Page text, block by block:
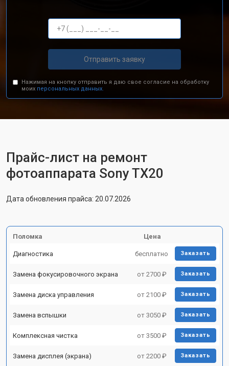
Отправить заявку
Нажимая на кнопку отправить я даю свое согласие на обработку
моих персональных данных.
Прайс-лист на ремонт
фотоаппарата Sony TX20
Дата обновления прайса: 20.07.2026
Поломка Цена
Диагностика бесплатно Заказать
Замена фокусировочного экрана от 2700 ₽ Заказать
Замена диска управления от 2100 ₽ Заказать
Замена вспышки от 3050 ₽ Заказать
Комплексная чистка от 3500 ₽ Заказать
Замена дисплея (экрана) от 2200 ₽ Заказать